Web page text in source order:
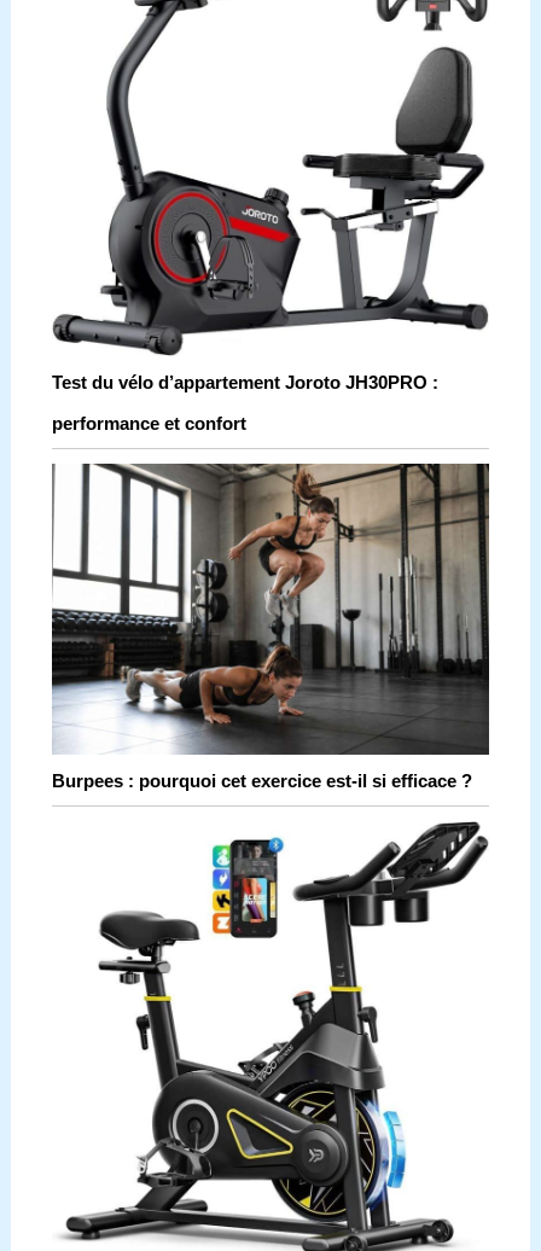
Test du vélo d’appartement Joroto JH30PRO :
performance et confort
Burpees : pourquoi cet exercice est-il si efficace ?